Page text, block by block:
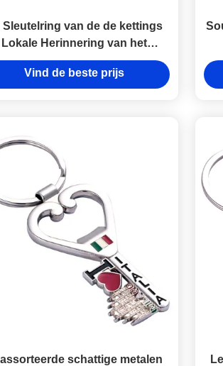
Sleutelring van de de kettings
Lokale Herinnering van het
Pantone Leuke Metaal Zeer
belangrijke Reclamegift
Vind de beste prijs
schattige metalen